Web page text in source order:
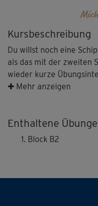
Kursbeschreibung
Du willst noch eine
als das mit der zweiten
wieder kurze
mit 40 Sekunden
Front Leg Kicks, der
mit, mal ohne
✚ Mehr anzeigen
Enthaltene
Block B2